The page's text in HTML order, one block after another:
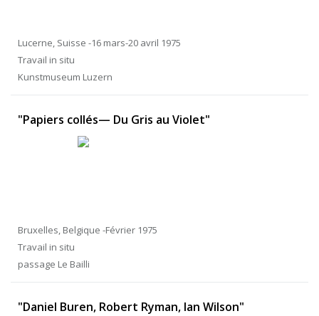
Lucerne, Suisse -16 mars-20 avril 1975
Travail in situ
Kunstmuseum Luzern
"Papiers collés— Du Gris au Violet"
Bruxelles, Belgique -Février 1975
Travail in situ
passage Le Bailli
"Daniel Buren, Robert Ryman, Ian Wilson"